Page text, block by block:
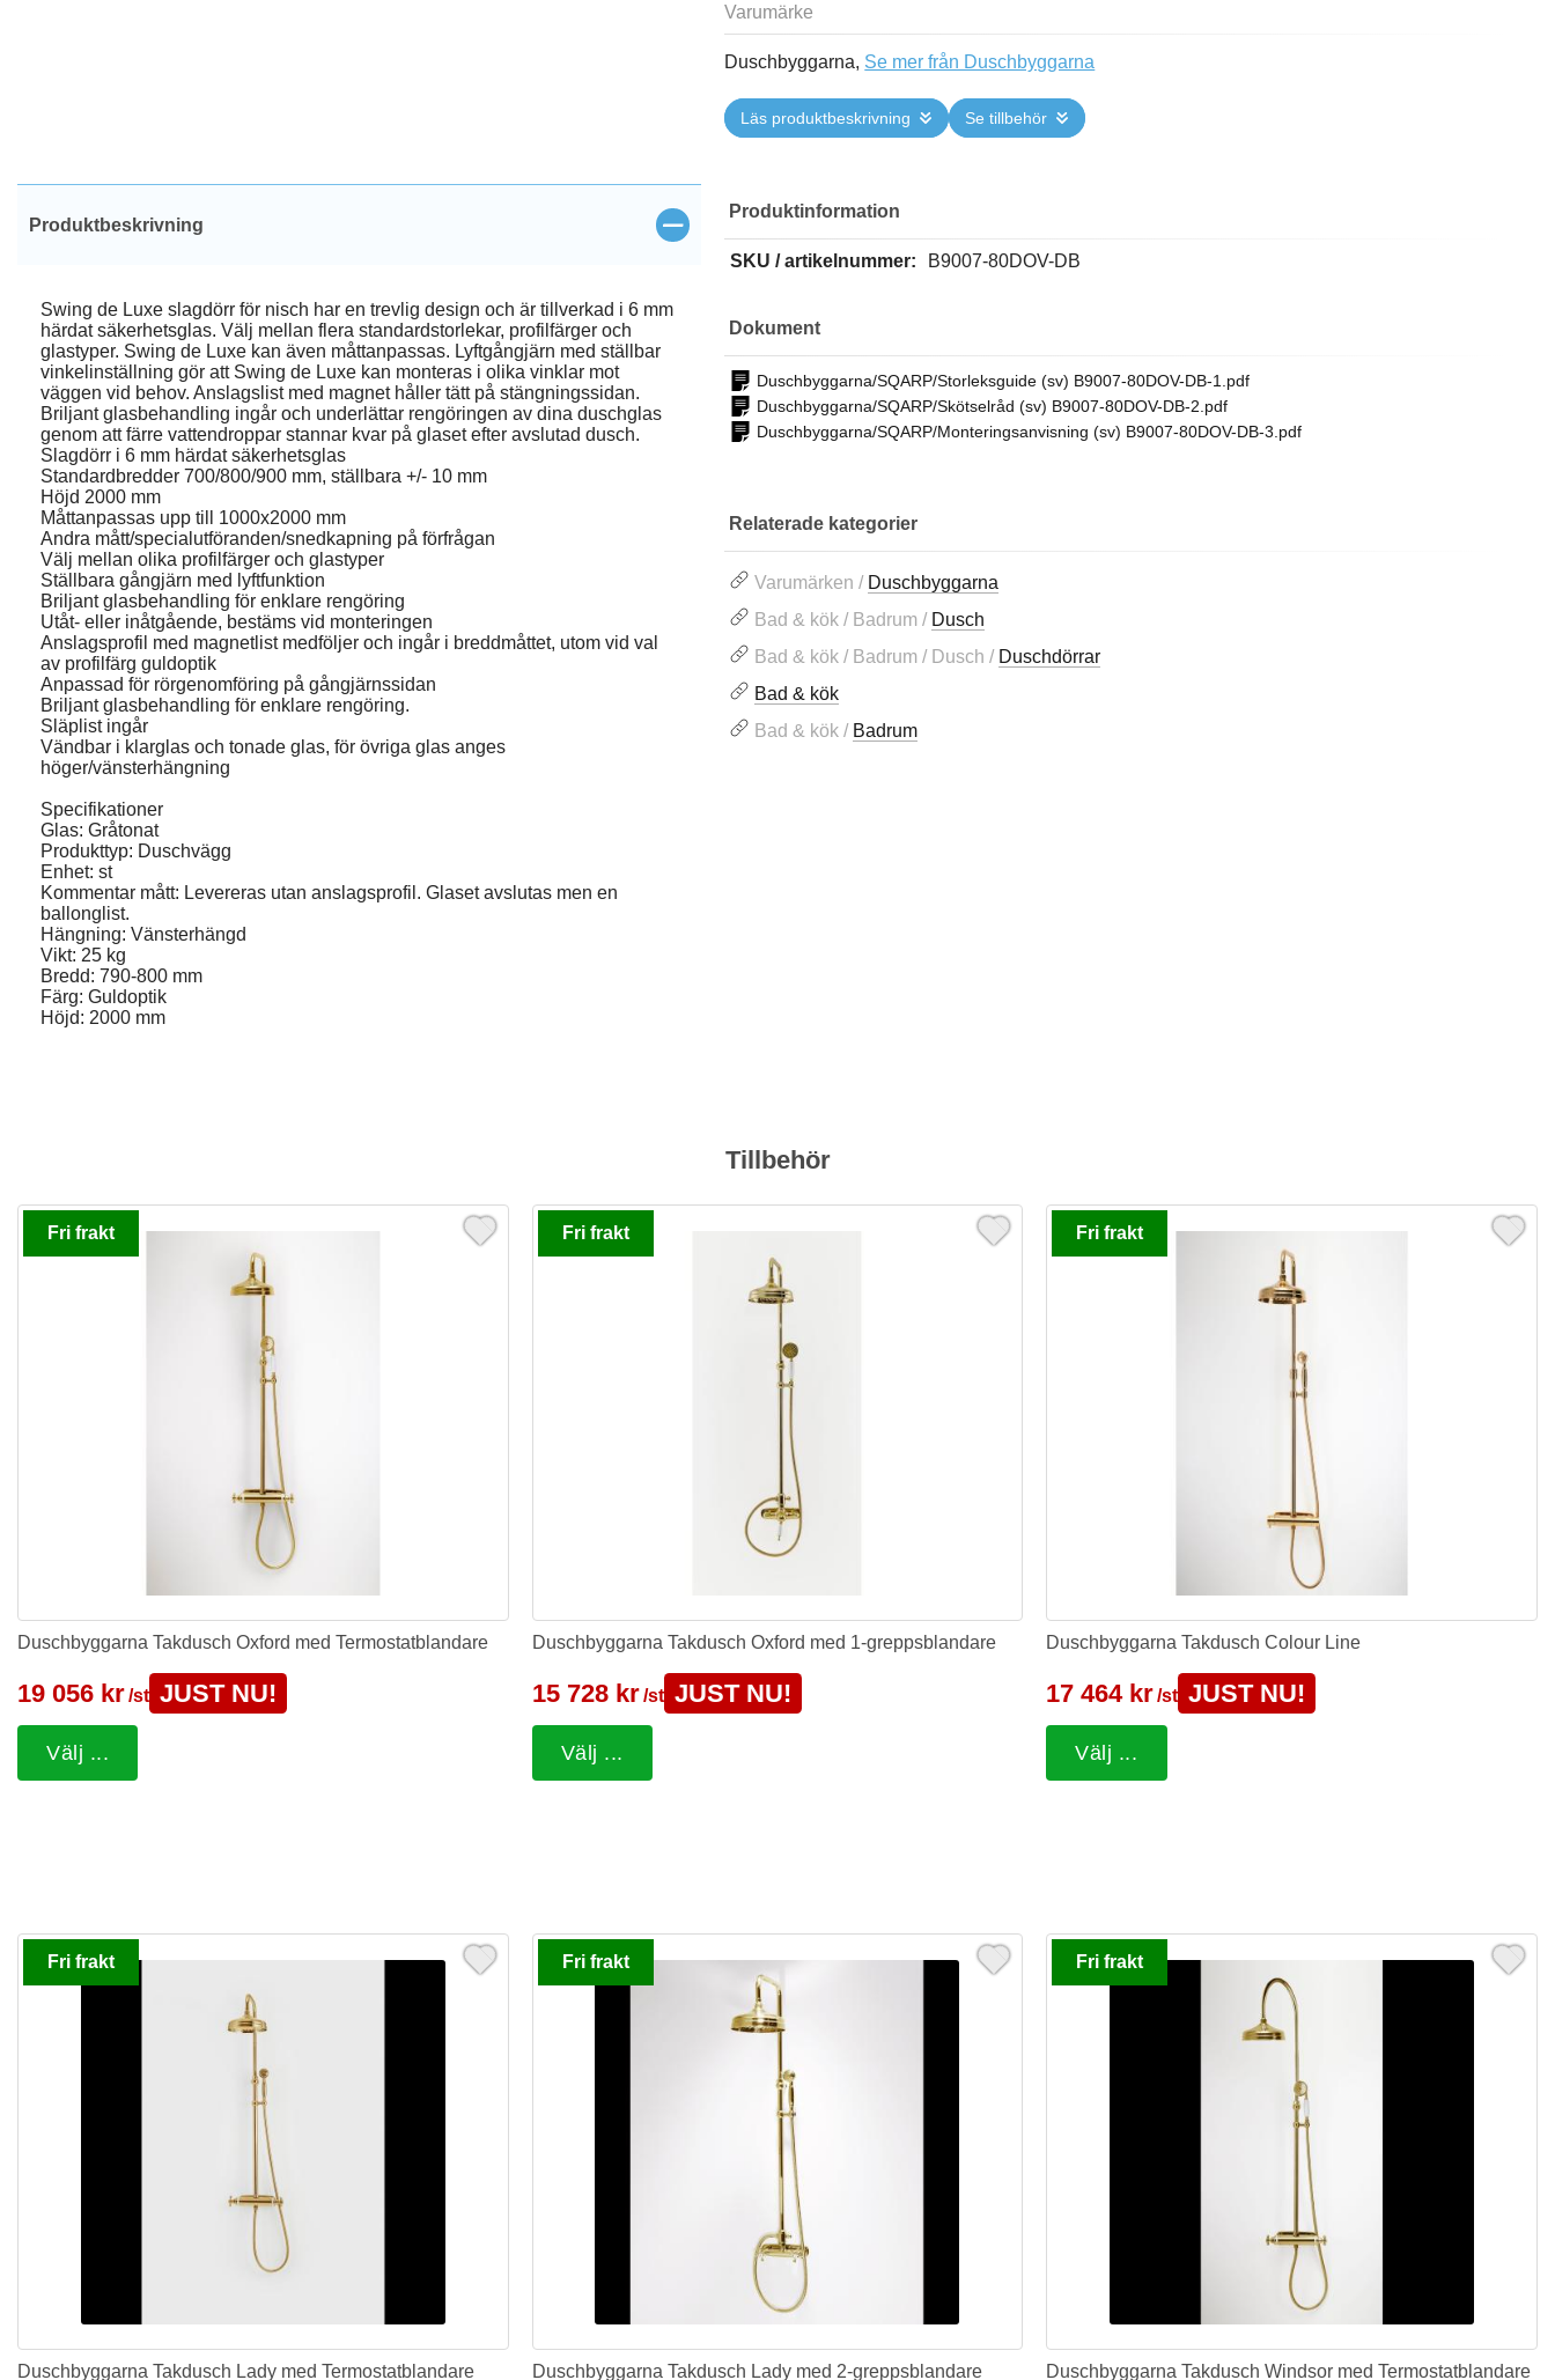
Varumärke
Duschbyggarna, Se mer från Duschbyggarna
Läs produktbeskrivning Se tillbehör
Produktbeskrivning öppna>
Swing de Luxe slagdörr för nisch har en trevlig design och är tillverkad i 6 mm
härdat säkerhetsglas. Välj mellan flera standardstorlekar, profilfärger och
glastyper. Swing de Luxe kan även måttanpassas. Lyftgångjärn med ställbar
vinkelinställning gör att Swing de Luxe kan monteras i olika vinklar mot
väggen vid behov. Anslagslist med magnet håller tätt på stängningssidan.
Briljant glasbehandling ingår och underlättar rengöringen av dina duschglas
genom att färre vattendroppar stannar kvar på glaset efter avslutad dusch.
Slagdörr i 6 mm härdat säkerhetsglas
Standardbredder 700/800/900 mm, ställbara +/- 10 mm
Höjd 2000 mm
Måttanpassas upp till 1000x2000 mm
Andra mått/specialutföranden/snedkapning på förfrågan
Välj mellan olika profilfärger och glastyper
Ställbara gångjärn med lyftfunktion
Briljant glasbehandling för enklare rengöring
Utåt- eller inåtgående, bestäms vid monteringen
Anslagsprofil med magnetlist medföljer och ingår i breddmåttet, utom vid val
av profilfärg guldoptik
Anpassad för rörgenomföring på gångjärnssidan
Briljant glasbehandling för enklare rengöring.
Släplist ingår
Vändbar i klarglas och tonade glas, för övriga glas anges
höger/vänsterhängning
Specifikationer
Glas: Gråtonat
Produkttyp: Duschvägg
Enhet: st
Kommentar mått: Levereras utan anslagsprofil. Glaset avslutas men en
ballonglist.
Hängning: Vänsterhängd
Vikt: 25 kg
Bredd: 790-800 mm
Färg: Guldoptik
Höjd: 2000 mm
Produktinformation
SKU / artikelnummer: B9007-80DOV-DB
Dokument
Duschbyggarna/SQARP/Storleksguide (sv) B9007-80DOV-DB-1.pdf
Duschbyggarna/SQARP/Skötselråd (sv) B9007-80DOV-DB-2.pdf
Duschbyggarna/SQARP/Monteringsanvisning (sv) B9007-80DOV-DB-3.pdf
Relaterade kategorier
Varumärken / Duschbyggarna
Bad & kök / Badrum / Dusch
Bad & kök / Badrum / Dusch / Duschdörrar
Bad & kök
Bad & kök / Badrum
Tillbehör
Fri frakt
Duschbyggarna Takdusch Oxford med Termostatblandare
19 056 kr/st JUST NU!
Välj ...
Fri frakt
Duschbyggarna Takdusch Oxford med 1-greppsblandare
15 728 kr/st JUST NU!
Välj ...
Fri frakt
Duschbyggarna Takdusch Colour Line
17 464 kr/st JUST NU!
Välj ...
Fri frakt
Duschbyggarna Takdusch Lady med Termostatblandare
Fri frakt
Duschbyggarna Takdusch Lady med 2-greppsblandare
Fri frakt
Duschbyggarna Takdusch Windsor med Termostatblandare